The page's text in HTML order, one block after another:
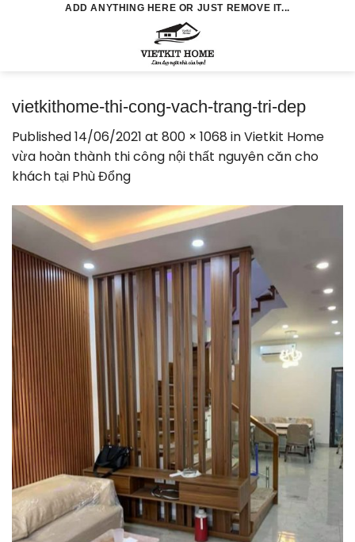
ADD ANYTHING HERE OR JUST REMOVE IT...
vietkithome-thi-cong-vach-trang-tri-dep
Published14/06/2021 at 800 × 1068 inVietkit Home
vừa hoàn thành thi công nội thất nguyên căn cho
khách tại Phù Đổng